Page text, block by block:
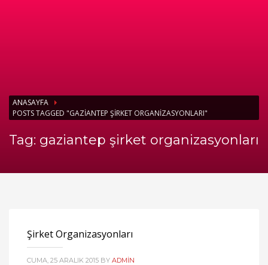
ANASAYFA
POSTS TAGGED "GAZIANTEP ŞIRKET ORGANIZASYONLARI"
Tag: gaziantep şirket organizasyonları
Şirket Organizasyonları
CUMA, 25 ARALIK 2015 BY ADMIN